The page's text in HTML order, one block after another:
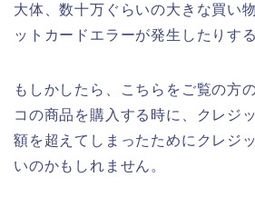
大体、数十万ぐらいの大きな買い
ットカードエラーが発生したりす
もしかしたら、こちらをご覧の方
コの商品を購入する時に、クレジ
額を超えてしまったためにクレジ
いのかもしれません。